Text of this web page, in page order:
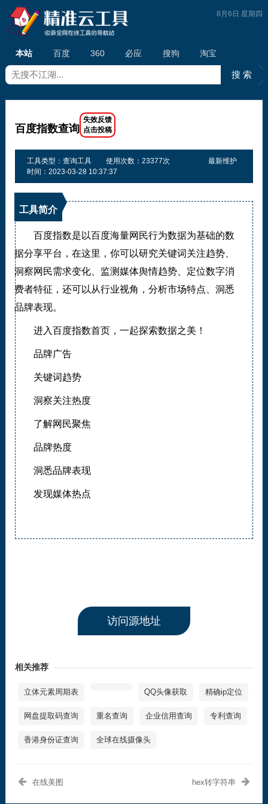
本站 百度 360 必应 搜狗 淘宝
8月6日 星期四
百度指数查询
工具类型：查询工具 使用次数：23377次
最新维护
时间：2023-03-28 10:37:37
工具简介
百度指数是以百度海量网民行为数据为基础的数
据分享平台，在这里，你可以研究关键词关注趋势、
洞察网民需求变化、监测媒体舆情趋势、定位数字消
费者特征，还可以从行业视角，分析市场特点、洞悉
品牌表现。
进入百度指数首页，一起探索数据之美！
品牌广告
关键词趋势
洞察关注热度
了解网民聚焦
品牌热度
洞悉品牌表现
发现媒体热点
访问源地址
相关推荐
立体元素周期表 QQ头像获取 精确ip定位
网盘提取码查询 重名查询 企业信用查询 专利查询
香港身份证查询 全球在线摄像头
在线美图 hex转字符串